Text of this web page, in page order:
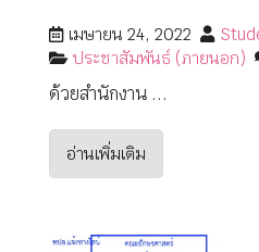
เมษายน 24, 2022
ประชาสัมพันธ์ (ภายนอก)
ด้วยสำนักงาน ...
อ่านเพิ่มเติม